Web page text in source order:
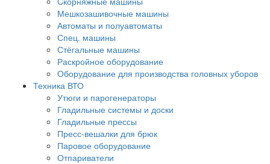
Мешкозашивочные машины
Автоматы и полуавтоматы
Спец. машины
Стёгальные машины
Раскройное оборудование
Оборудование для производства головных уборов
Техника ВТО
Утюги и парогенераторы
Гладильные системы и доски
Гладильные прессы
Пресс-вешалки для брюк
Паровое оборудование
Отпариватели